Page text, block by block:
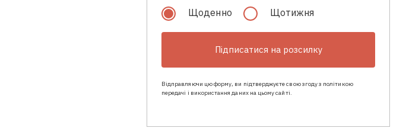
Щоденно Щотижня
Підписатися на розсилку
Відправляючи цю форму, ви підтверджуєте свою згоду з політикою
передачі і використання даних на цьому сайті.